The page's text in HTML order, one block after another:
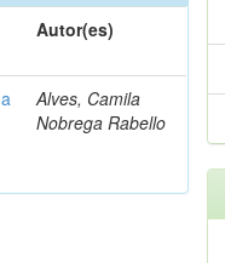
Autor(es)
Alves, Camila
Nobrega Rabello